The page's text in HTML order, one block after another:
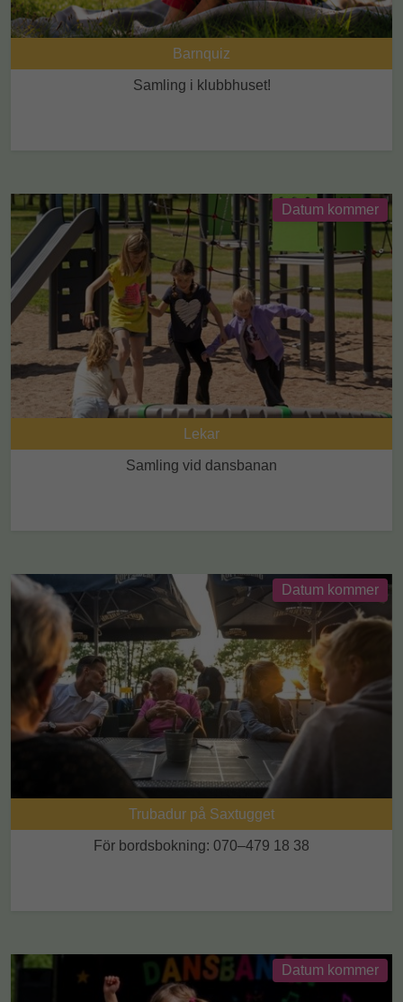
Barnquiz
Samling i klubbhuset!
Datum kommer
Lekar
Samling vid dansbanan
Datum kommer
Trubadur på Saxtugget
För bordsbokning: 070–479 18 38
Datum kommer